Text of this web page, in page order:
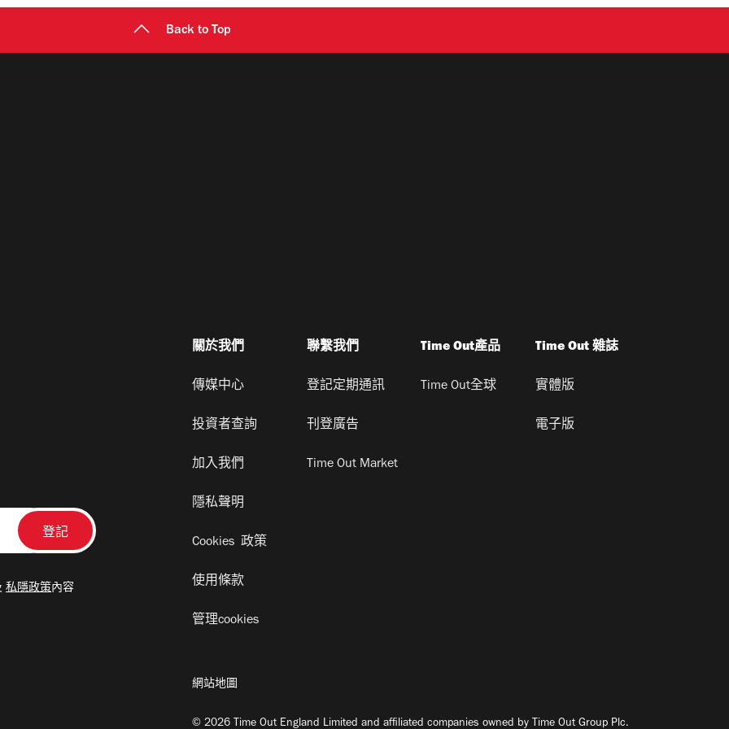
Back to Top
私隱政策內容
關於我們
傳媒中心
投資者查詢
加入我們
隱私聲明
Cookies 政策
使用條款
管理cookies
聯繫我們
登記定期通訊
刊登廣告
Time Out Market
Time Out產品
Time Out全球
Time Out 雜誌
實體版
電子版
網站地圖
© 2026 Time Out England Limited and affiliated companies owned by Time Out Group Plc.